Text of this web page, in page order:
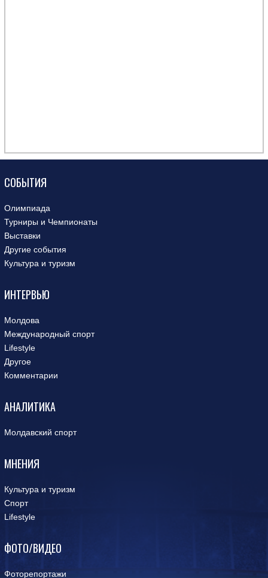
СОБЫТИЯ
Олимпиада
Турниры и Чемпионаты
Выставки
Другие события
Культура и туризм
ИНТЕРВЬЮ
Молдова
Международный спорт
Lifestyle
Другое
Комментарии
АНАЛИТИКА
Молдавский спорт
МНЕНИЯ
Культура и туризм
Спорт
Lifestyle
ФОТО/ВИДЕО
Фоторепортажи